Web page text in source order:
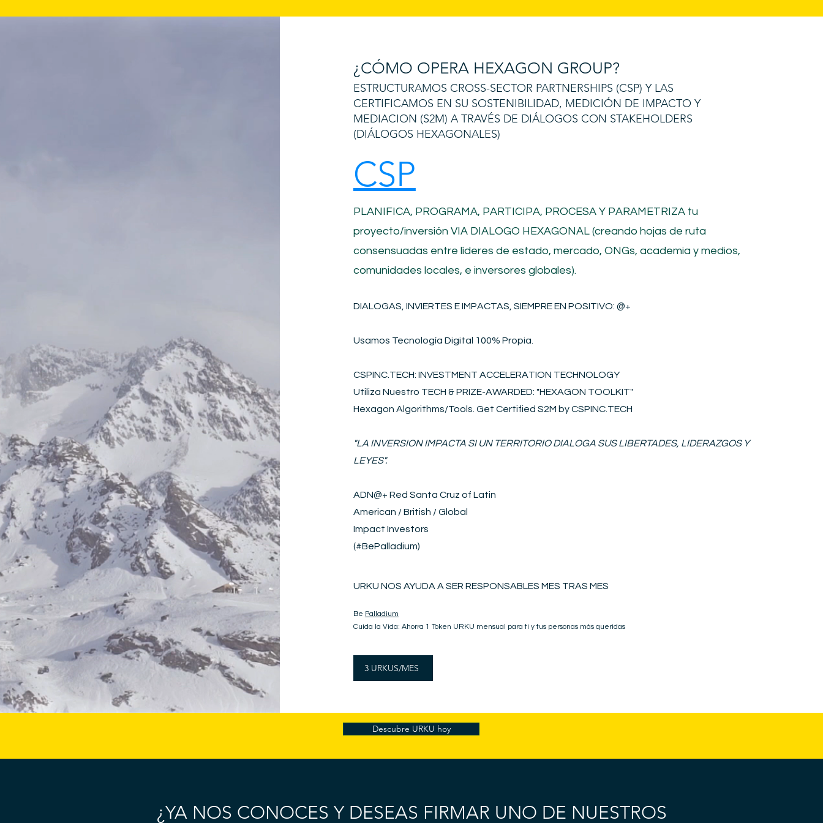
¿CÓMO OPERA HEXAGON GROUP?
ESTRUCTURAMOS CROSS-SECTOR PARTNERSHIPS (CSP) Y LAS
CERTIFICAMOS EN SU SOSTENIBILIDAD, MEDICIÓN DE IMPACTO Y
MEDIACION (S2M) A TRAVÉS DE DIÁLOGOS CON STAKEHOLDERS
(DIÁLOGOS HEXAGONALES)
CSP
PLANIFICA, PROGRAMA, PARTICIPA, PROCESA Y PARAMETRIZA tu
proyecto/inversión VIA DIALOGO HEXAGONAL (creando hojas de ruta
consensuadas entre líderes de estado, mercado, ONGs, academia y medios,
comunidades locales, e inversores globales).
DIALOGAS, INVIERTES E IMPACTAS, SIEMPRE EN POSITIVO​: @+
Usamos Tecnología Digital 100% Propia.
CSPINC.TECH: INVESTMENT ACCELERATION TECHNOLOGY
Utiliza Nuestro TECH & PRIZE-AWARDED: "HEXAGON TOOLKIT"
Hexagon Algorithms/Tools. Get Certified S2M by CSPINC.TECH
"LA INVERSION IMPACTA SI UN TERRITORIO DIALOGA SUS LIBERTADES, LIDERAZGOS Y
LEYES".
ADN@+ Red Santa Cruz of Latin
American / British / Global
Impact Investors
(#BePalladium)​
URKU NOS AYUDA A SER RESPONSABLES MES TRAS MES
Be Palladium
Cuida la Vida: Ahorra 1 Token URKU mensual para ti y tus personas más queridas
3 URKUS/MES
Descubre URKU hoy
¿YA NOS CONOCES Y DESEAS FIRMAR UNO DE NUESTROS